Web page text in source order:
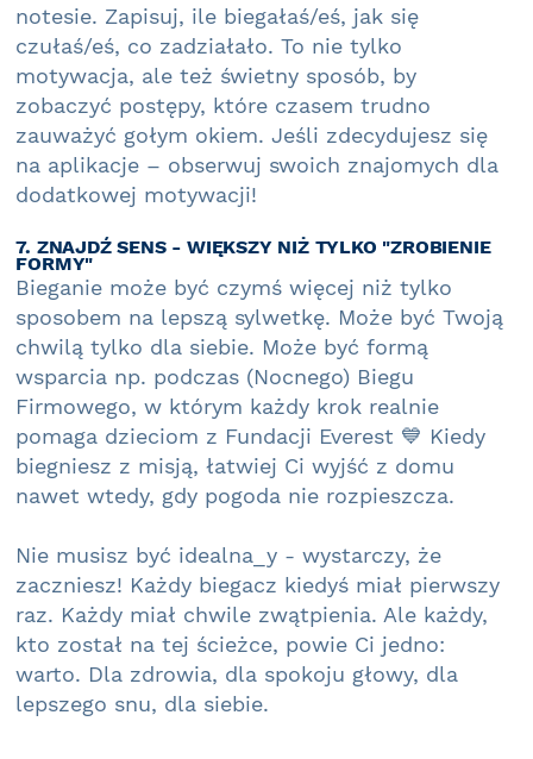
notesie. Zapisuj, ile biegałaś/eś, jak się
czułaś/eś, co zadziałało. To nie tylko
motywacja, ale też świetny sposób, by
zobaczyć postępy, które czasem trudno
zauważyć gołym okiem. Jeśli zdecydujesz się
na aplikacje – obserwuj swoich znajomych dla
dodatkowej motywacji!
7. ZNAJDŹ SENS - WIĘKSZY NIŻ TYLKO "ZROBIENIE
FORMY"
Bieganie może być czymś więcej niż tylko
sposobem na lepszą sylwetkę. Może być Twoją
chwilą tylko dla siebie. Może być formą
wsparcia np. podczas (Nocnego) Biegu
Firmowego, w którym każdy krok realnie
pomaga dzieciom z Fundacji Everest 💙 Kiedy
biegniesz z misją, łatwiej Ci wyjść z domu
nawet wtedy, gdy pogoda nie rozpieszcza.
Nie musisz być idealna_y - wystarczy, że
zaczniesz! Każdy biegacz kiedyś miał pierwszy
raz. Każdy miał chwile zwątpienia. Ale każdy,
kto został na tej ścieżce, powie Ci jedno:
warto. Dla zdrowia, dla spokoju głowy, dla
lepszego snu, dla siebie.